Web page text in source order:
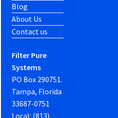
Blog
About Us
Contact us
Filter Pure
Systems
PO Box 290751.
Tampa, Florida
33687-0751
Local: (813)